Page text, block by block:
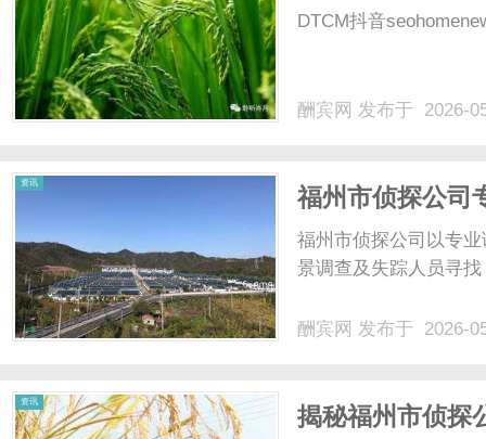
DTCM抖音
酬宾网 发布于 2026-
资讯
福州市侦探公司
福州市侦探公司以专
景调查及失踪人员寻
酬宾网 发布于 2026-
资讯
揭秘福州市侦探